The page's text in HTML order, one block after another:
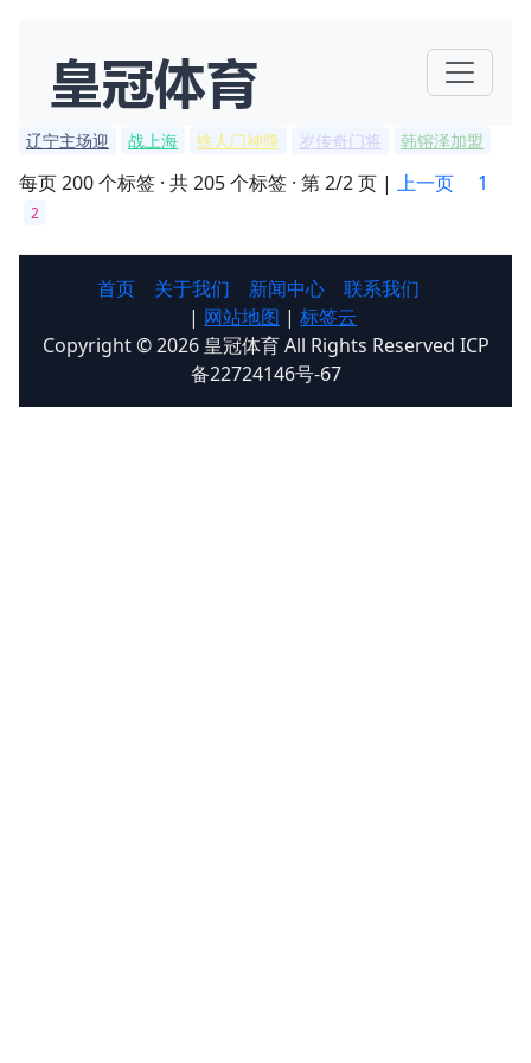
辽宁主场迎 战上海 铁人门神降 岁传奇门将 韩镕泽加盟
每页 200 个标签 · 共 205 个标签 · 第 2/2 页 | 上一页 1
2
首页 关于我们 新闻中心
联系我们
| 网站地图 | 标签云
Copyright © 2026 皇冠体育 All Rights Reserved ICP
备22724146号-67